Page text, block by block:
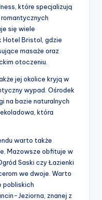
które specjalizują
się wiele
Hotel Bristol, gdzie
masaże oraz
otoczeniu.
jej okolice kryją w
wypad. Ośrodek
na bazie naturalnych
która
warto także
Mazowsze obfituje w
Saski czy Łazienki
we dwoje. Warto
pobliskich
Jeziorna, znanej z